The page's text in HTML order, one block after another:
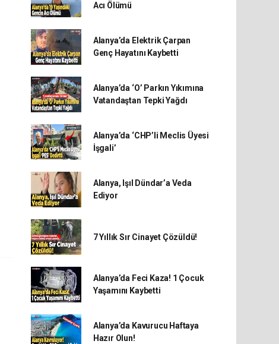
Acı Ölümü
Alanya’da Elektrik Çarpan
Genç Hayatını Kaybetti
Alanya’da ‘O’ Parkın Yıkımına
Vatandaştan Tepki Yağdı
Alanya’da ‘CHP’li Meclis Üyesi
İşgali’
Alanya, Işıl Dündar’a Veda
Ediyor
7 Yıllık Sır Cinayet Çözüldü!
Alanya’da Feci Kaza! 1 Çocuk
Yaşamını Kaybetti
Alanya’da Kavurucu Haftaya
Hazır Olun!